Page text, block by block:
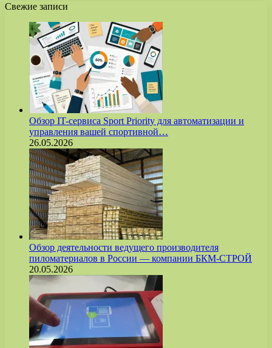
Свежие записи
Обзор IT-сервиса Sport Priority для автоматизации и
управления вашей спортивной…
26.05.2026
Обзор деятельности ведущего производителя
пиломатериалов в России — компании БКМ-СТРОЙ
20.05.2026